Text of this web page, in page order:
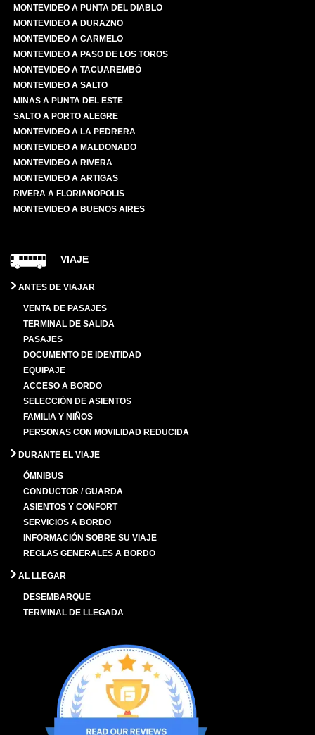
MONTEVIDEO A PUNTA DEL DIABLO
MONTEVIDEO A DURAZNO
MONTEVIDEO A CARMELO
MONTEVIDEO A PASO DE LOS TOROS
MONTEVIDEO A TACUAREMBÓ
MONTEVIDEO A SALTO
MINAS A PUNTA DEL ESTE
SALTO A PORTO ALEGRE
MONTEVIDEO A LA PEDRERA
MONTEVIDEO A MALDONADO
MONTEVIDEO A RIVERA
MONTEVIDEO A ARTIGAS
RIVERA A FLORIANOPOLIS
MONTEVIDEO A BUENOS AIRES
VIAJE
ANTES DE VIAJAR
VENTA DE PASAJES
TERMINAL DE SALIDA
PASAJES
DOCUMENTO DE IDENTIDAD
EQUIPAJE
ACCESO A BORDO
SELECCIÓN DE ASIENTOS
FAMILIA Y NIÑOS
PERSONAS CON MOVILIDAD REDUCIDA
DURANTE EL VIAJE
ÓMNIBUS
CONDUCTOR / GUARDA
ASIENTOS Y CONFORT
SERVICIOS A BORDO
INFORMACIÓN SOBRE SU VIAJE
REGLAS GENERALES A BORDO
AL LLEGAR
DESEMBARQUE
TERMINAL DE LLEGADA